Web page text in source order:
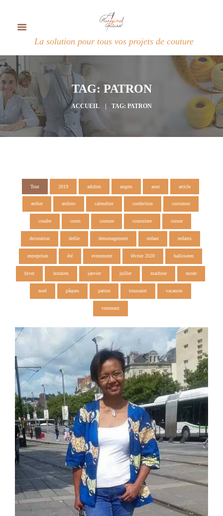
La solution pour tous vos projets de couture
TAG: PATRON
ACCUEIL TAG: PATRON
Tout 2019 adultes angers aout article
atelier ateliers calendrier confection costumes
coudre cours couture couturiere cuture
decoration defile demenagement enfant enfants
entreprises été evenement février 2020 halloween
hiver horaires janvier juiller machine mode
noel pâques patron toussaint vacances
vetement
Patrons 2 en 1
12 Avril 2018 0 0